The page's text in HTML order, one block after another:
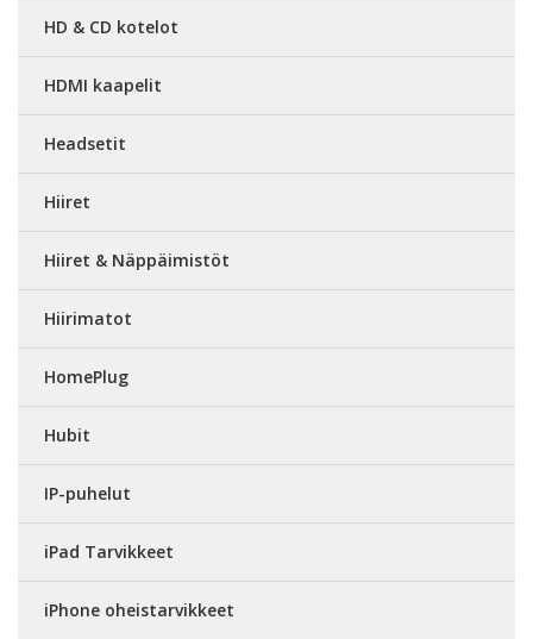
HD & CD kotelot
HDMI kaapelit
Headsetit
Hiiret
Hiiret & Näppäimistöt
Hiirimatot
HomePlug
Hubit
IP-puhelut
iPad Tarvikkeet
iPhone oheistarvikkeet